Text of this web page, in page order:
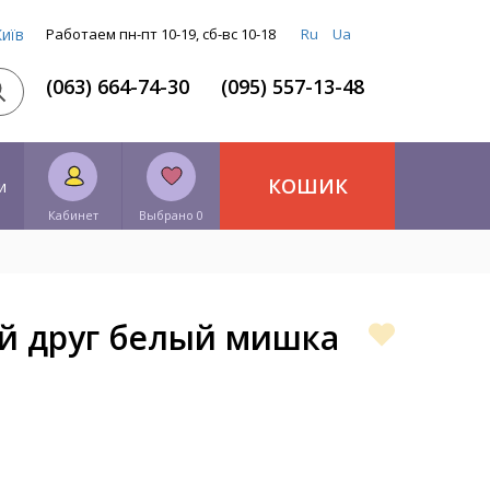
Работаем пн-пт 10-19, сб-вс 10-18 Ru Ua
(063) 664-74-30 (095) 557-13-48
Кабинет Выбрано 0
КОШИК
друг белый мишка